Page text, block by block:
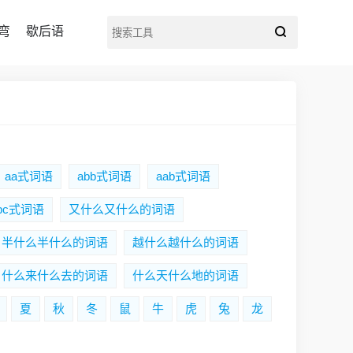
歇后语
aa式词语 abb式词语 aab式词语
式词语 又什么又什么的词语
半什么半什么的词语 越什么越什么的词语
什么来什么去的词语 什么天什么地的词语
夏 秋 冬 鼠 牛 虎 兔 龙